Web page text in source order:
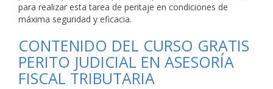
para realizar esta tarea de peritaje en condiciones de
máxima seguridad y eficacia.
CONTENIDO DEL CURSO GRATIS
PERITO JUDICIAL EN ASESORÍA
FISCAL TRIBUTARIA